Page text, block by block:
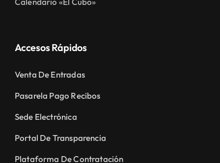
Accesos Rápidos
Venta De Entradas
Pasarela Pago Recibos
Sede Electrónica
Portal De Transparencia
Plataforma De Contratación